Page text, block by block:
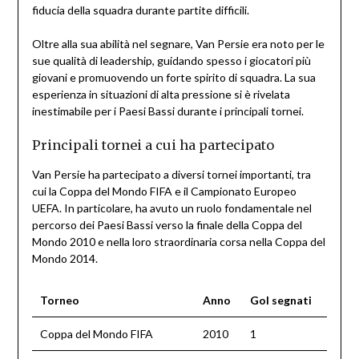
fiducia della squadra durante partite difficili.
Oltre alla sua abilità nel segnare, Van Persie era noto per le
sue qualità di leadership, guidando spesso i giocatori più
giovani e promuovendo un forte spirito di squadra. La sua
esperienza in situazioni di alta pressione si è rivelata
inestimabile per i Paesi Bassi durante i principali tornei.
Principali tornei a cui ha partecipato
Van Persie ha partecipato a diversi tornei importanti, tra
cui la Coppa del Mondo FIFA e il Campionato Europeo
UEFA. In particolare, ha avuto un ruolo fondamentale nel
percorso dei Paesi Bassi verso la finale della Coppa del
Mondo 2010 e nella loro straordinaria corsa nella Coppa del
Mondo 2014.
Torneo Anno Gol segnati
Coppa del Mondo FIFA 2010 1